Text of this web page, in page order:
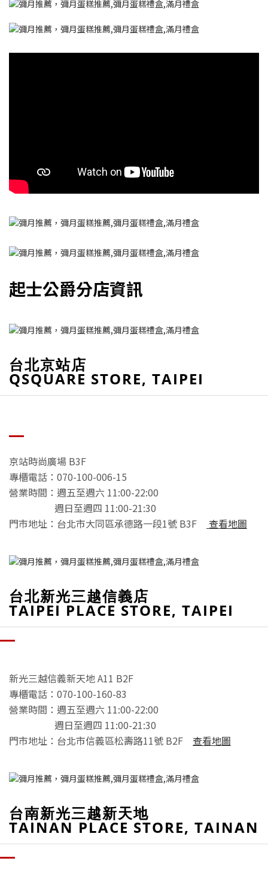
起士公爵分店資訊
台北京站店
QSQUARE STORE, TAIPEI
京站時尚廣場 B3F
專櫃電話：070-100-006-15
營業時間：週五至週六 11:00-22:00
週日至週四 11:00-21:30
門市地址：台北市大同區承德路一段1號 B3F
查看地圖
台北新光三越信義店
TAIPEI PLACE STORE, TAIPEI
新光三越信義新天地 A11 B2F
專櫃電話：070-100-160-83
營業時間：週五至週六 11:00-22:00
週日至週四 11:00-21:30
門市地址：台北市信義區松壽路11號 B2F 查看地圖
台南新光三越新天地
TAINAN PLACE STORE, TAINAN